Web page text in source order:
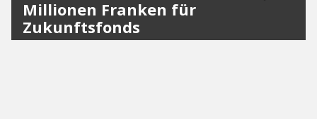
Millionen Franken für
Zukunftsfonds